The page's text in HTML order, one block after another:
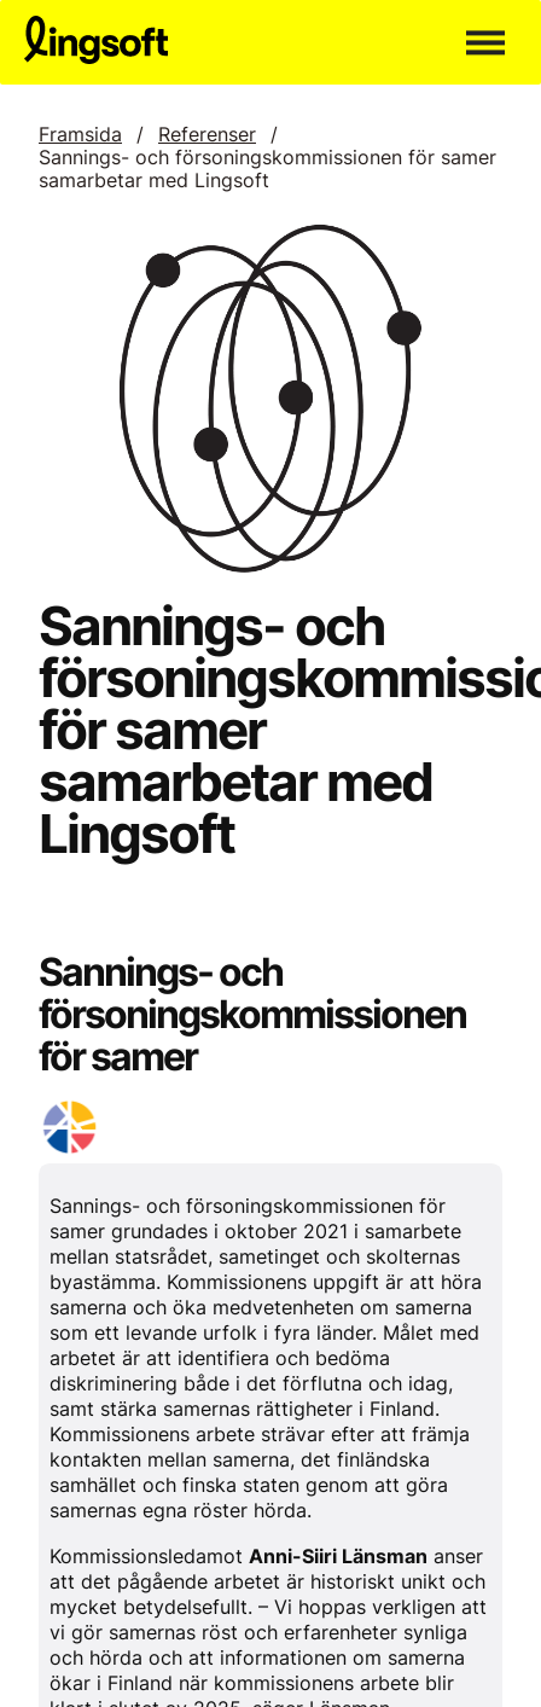
Hoppa
innehållet
Framsida / Referenser
/
Sannings- och försoningskommissionen för samer
samarbetar med Lingsoft
Sannings- och
för samer
samarbetar med
Lingsoft
Sannings- och
försoningskommissionen
för samer
Sannings- och försoningskommissionen för
samer grundades i oktober 2021 i samarbete
mellan statsrådet, sametinget och skolternas
byastämma. Kommissionens uppgift är att höra
samerna och öka medvetenheten om samerna
som ett levande urfolk i fyra länder. Målet med
arbetet är att identifiera och bedöma
diskriminering både i det förflutna och idag,
samt stärka samernas rättigheter i Finland.
Kommissionens arbete strävar efter att främja
kontakten mellan samerna, det finländska
samhället och finska staten genom att göra
samernas egna röster hörda.
Kommissionsledamot Anni-Siiri Länsman anser
att det pågående arbetet är historiskt unikt och
mycket betydelsefullt. – Vi hoppas verkligen att
vi gör samernas röst och erfarenheter synliga
och hörda och att informationen om samerna
ökar i Finland när kommissionens arbete blir